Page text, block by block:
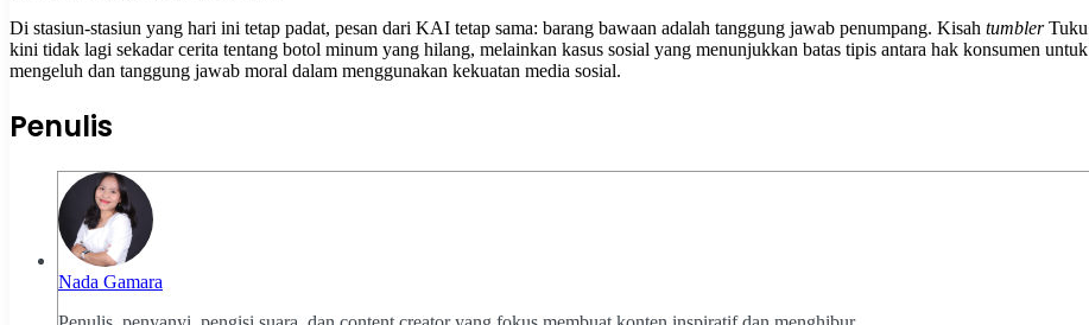
Di stasiun-stasiun yang hari ini tetap padat, pesan dari KAI tetap sama: barang bawaan adalah tanggung jawab penumpang. Kisah tumblerTuku
kini tidak lagi sekadar cerita tentang botol minum yang hilang, melainkan kasus sosial yang menunjukkan batas tipis antara hak konsumen untuk
mengeluh dan tanggung jawab moral dalam menggunakan kekuatan media sosial.
Penulis
Nada Gamara